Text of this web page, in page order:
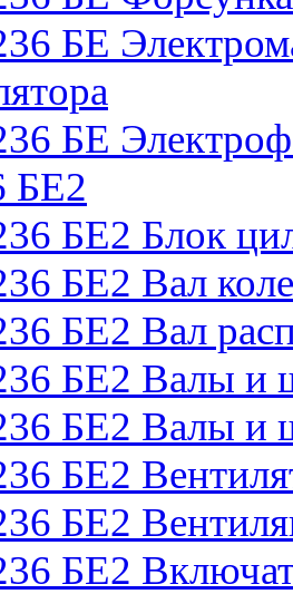
БЕ
БЕ
БЕ2
БЕ2 Блок
БЕ2 Вал
БЕ2 Вал
БЕ2 Валы и
БЕ2 Валы и
БЕ2
БЕ2
БЕ2